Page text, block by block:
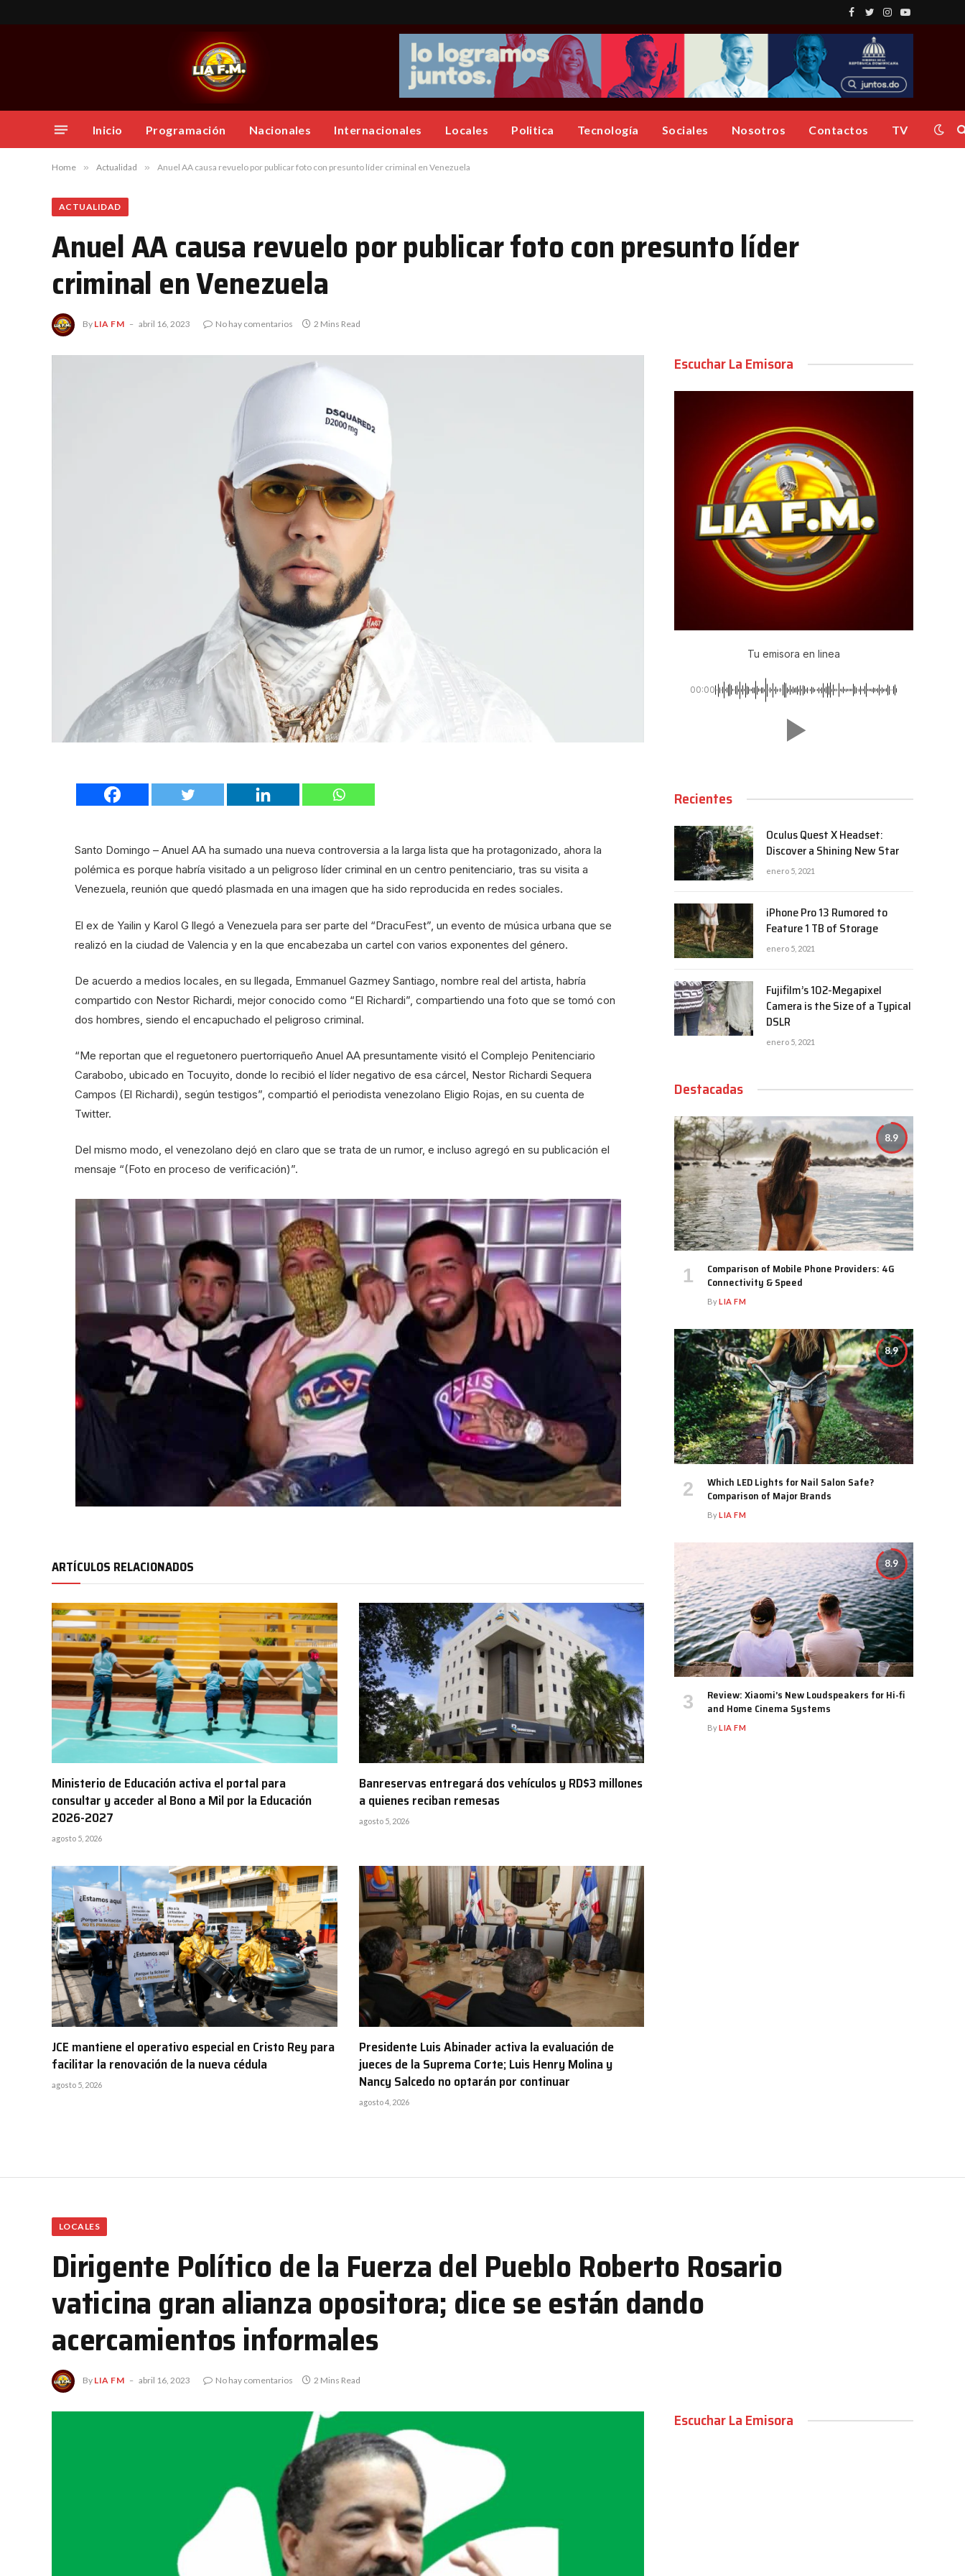
Facebook
TwitterInstagram
YouTube
Inicio Programación Nacionales Internacionales Locales Politica Tecnología Sociales Nosotros Contactos TV
Home » Actualidad » Anuel AA causa revuelo por publicar foto con presunto líder criminal en Venezuela
ACTUALIDAD
Anuel AA causa revuelo por publicar foto con presunto líder
criminal en Venezuela
By LIA FM abril 16, 2023 No hay comentarios 2 Mins Read
Santo Domingo – Anuel AA ha sumado una nueva controversia a la larga lista que ha protagonizado, ahora la
polémica es porque habría visitado a un peligroso líder criminal en un centro penitenciario, tras su visita a
Venezuela, reunión que quedó plasmada en una imagen que ha sido reproducida en redes sociales.
El ex de Yailin y Karol G llegó a Venezuela para ser parte del “DracuFest”, un evento de música urbana que se
realizó en la ciudad de Valencia y en la que encabezaba un cartel con varios exponentes del género.
De acuerdo a medios locales, en su llegada, Emmanuel Gazmey Santiago, nombre real del artista, habría
compartido con Nestor Richardi, mejor conocido como “El Richardi”, compartiendo una foto que se tomó con
dos hombres, siendo el encapuchado el peligroso criminal.
“Me reportan que el reguetonero puertorriqueño Anuel AA presuntamente visitó el Complejo Penitenciario
Carabobo, ubicado en Tocuyito, donde lo recibió el líder negativo de esa cárcel, Nestor Richardi Sequera
Campos (El Richardi), según testigos”, compartió el periodista venezolano Eligio Rojas, en su cuenta de
Twitter.
Del mismo modo, el venezolano dejó en claro que se trata de un rumor, e incluso agregó en su publicación el
mensaje “(Foto en proceso de verificación)”.
ARTÍCULOS RELACIONADOS
Ministerio de Educación activa el portal para
consultar y acceder al Bono a Mil por la Educación
2026-2027
agosto 5, 2026
Banreservas entregará dos vehículos y RD$3 millones
a quienes reciban remesas
agosto 5, 2026
JCE mantiene el operativo especial en Cristo Rey para
facilitar la renovación de la nueva cédula
agosto 5, 2026
Presidente Luis Abinader activa la evaluación de
jueces de la Suprema Corte; Luis Henry Molina y
Nancy Salcedo no optarán por continuar
agosto 4, 2026
Escuchar La Emisora
Tu emisora en linea
00:00
Recientes
Oculus Quest X Headset:
Discover a Shining New Star
enero 5, 2021
iPhone Pro 13 Rumored to
Feature 1 TB of Storage
enero 5, 2021
Fujifilm’s 102-Megapixel
Camera is the Size of a Typical
DSLR
enero 5, 2021
Destacadas
8.9
Comparison of Mobile Phone Providers: 4G
Connectivity & Speed
ByLIA FM
8.9
Which LED Lights for Nail Salon Safe?
Comparison of Major Brands
ByLIA FM
8.9
Review: Xiaomi’s New Loudspeakers for Hi-fi
and Home Cinema Systems
ByLIA FM
LOCALES
Dirigente Político de la Fuerza del Pueblo Roberto Rosario
vaticina gran alianza opositora; dice se están dando
acercamientos informales
By LIA FM abril 16, 2023 No hay comentarios 2 Mins Read
Escuchar La Emisora